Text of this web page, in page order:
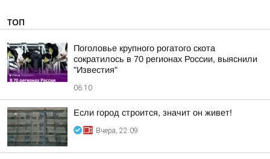
ТОП
Поголовье крупного рогатого скота
сократилось в 70 регионах России, выяснили
"Известия"
06:10
Если город строится, значит он живет!
Вчера, 22:09